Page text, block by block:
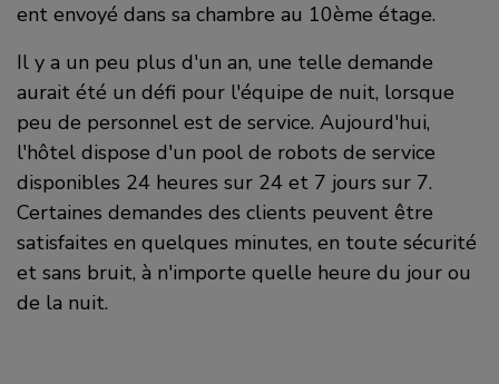
ent envoyé dans sa chambre au 10ème étage.
Il y a un peu plus d'un an, une telle demande
aurait été un défi pour l'équipe de nuit, lorsque
peu de personnel est de service. Aujourd'hui,
l'hôtel dispose d'un pool de robots de service
disponibles 24 heures sur 24 et 7 jours sur 7.
Certaines demandes des clients peuvent être
satisfaites en quelques minutes, en toute sécurité
et sans bruit, à n'importe quelle heure du jour ou
de la nuit.